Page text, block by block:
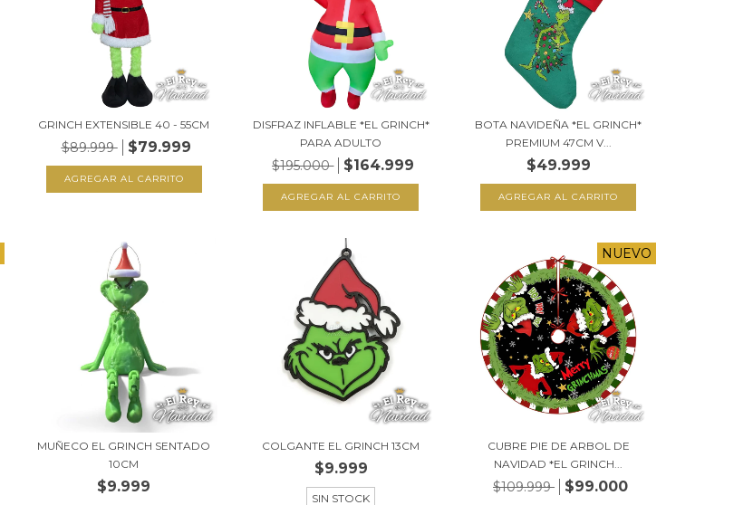
GRINCH EXTENSIBLE 40 - 55CM
$89.999 $79.999
DISFRAZ INFLABLE *EL GRINCH*
PARA ADULTO
$195.000 $164.999
BOTA NAVIDEÑA *EL GRINCH*
PREMIUM 47CM V...
$49.999
MUÑECO EL GRINCH SENTADO
10CM
$9.999
COLGANTE EL GRINCH 13CM
$9.999
SIN STOCK
NUEVO
CUBRE PIE DE ARBOL DE
NAVIDAD *EL GRINCH...
$109.999 $99.000